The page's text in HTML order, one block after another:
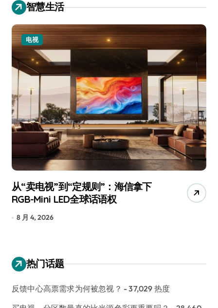
智慧生活
电视
从“卖电视”到“定规则”：海信拿下
RGB-Mini LED全球话语权
8 月 4, 2026
热门话题
反馈中心高票需求为何被忽视？ - 37,029 热度